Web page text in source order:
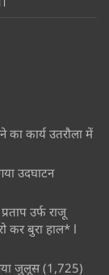
का कार्य उतरौला में
उदघाटन
उर्फ राजू
कर बुरा हाल* l
जुलूस (1,725)